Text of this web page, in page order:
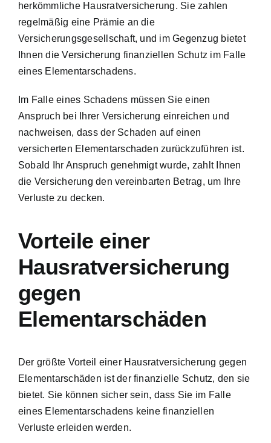
herkömmliche Hausratversicherung. Sie zahlen
regelmäßig eine Prämie an die
Versicherungsgesellschaft, und im Gegenzug bietet
Ihnen die Versicherung finanziellen Schutz im Falle
eines Elementarschadens.
Im Falle eines Schadens müssen Sie einen
Anspruch bei Ihrer Versicherung einreichen und
nachweisen, dass der Schaden auf einen
versicherten Elementarschaden zurückzuführen ist.
Sobald Ihr Anspruch genehmigt wurde, zahlt Ihnen
die Versicherung den vereinbarten Betrag, um Ihre
Verluste zu decken.
Vorteile einer
Hausratversicherung
gegen
Elementarschäden
Der größte Vorteil einer Hausratversicherung gegen
Elementarschäden ist der finanzielle Schutz, den sie
bietet. Sie können sicher sein, dass Sie im Falle
eines Elementarschadens keine finanziellen
Verluste erleiden werden.